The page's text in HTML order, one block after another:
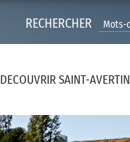
RECHERCHER
DECOUVRIR SAINT-AVERTIN